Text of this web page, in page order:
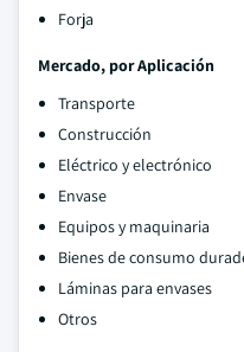
Forja
Mercado, por Aplicación
Transporte
Construcción
Eléctrico y electrónico
Envase
Equipos y maquinaria
Bienes de consumo
Láminas para envases
Otros